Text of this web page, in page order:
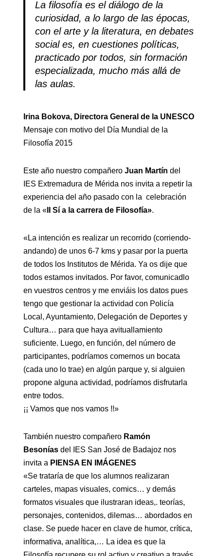
La filosofía es el diálogo de la
curiosidad, a lo largo de las épocas,
con el arte y la literatura, en debates
social es, en cuestiones políticas,
practicado por todos, sin formación
especializada, mucho más allá de
las aulas.
Irina Bokova, Directora General de la UNESCO
Mensaje con motivo del Día Mundial de la
Filosofía 2015
Este año nuestro compañeroJuan Martíndel
IES Extremadura de Mérida nos invita a repetir la
experiencia del año pasado con la celebración
de la « II Sí a la carrera de Filosofía».
«La intención es realizar un recorrido (corriendo-
andando) de unos 6-7 kms y pasar por la puerta
de todos los Institutos de Mérida. Ya os dije que
todos estamos invitados. Por favor, comunicadlo
en vuestros centros y me enviáis los datos pues
tengo que gestionar la actividad con Policía
Local, Ayuntamiento, Delegación de Deportes y
Cultura… para que haya avituallamiento
suficiente. Luego, en función, del número de
participantes, podríamos comernos un bocata
(cada uno lo trae) en algún parque y, si alguien
propone alguna actividad, podríamos disfrutarla
entre todos.
¡¡ Vamos que nos vamos !!»
También nuestro compañero Ramón
Besonías del IES San José de Badajoz nos
invita a PIENSA EN IMÁGENES
«Se trataría de que los alumnos realizaran
carteles, mapas visuales, comics… y demás
formatos visuales que ilustraran ideas,. teorías,
personajes, contenidos, dilemas… abordados en
clase. Se puede hacer en clave de humor, crítica,
informativa, analítica,… La idea es que la